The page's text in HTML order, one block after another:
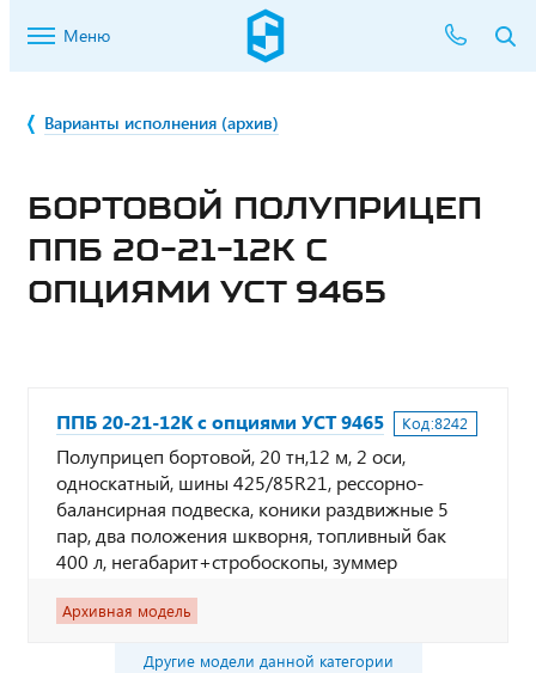
Меню
Варианты исполнения (архив)
БОРТОВОЙ ПОЛУПРИЦЕП
ППБ 20-21-12К С
ОПЦИЯМИ УСТ 9465
ППБ 20-21-12К с опциями УСТ 9465 Код:8242
Полуприцеп бортовой, 20 тн,12 м, 2 оси,
односкатный, шины 425/85R21, рессорно-
балансирная подвеска, коники раздвижные 5
пар, два положения шкворня, топливный бак
400 л, негабарит+стробоскопы, зуммер
Архивная модель
Другие модели данной категории